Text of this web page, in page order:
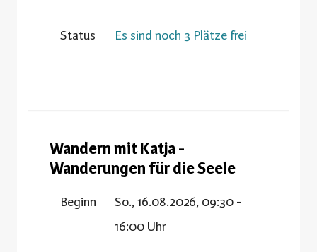
Status Es sind noch 3 Plätze frei
Wandern mit Katja -
Wanderungen für die Seele
Beginn
So., 16.08.2026, 09:30 -
16:00 Uhr